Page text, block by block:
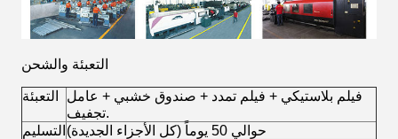
التعبئة والشحن
التعبئة
فيلم بلاستيكي + فيلم تمدد + صندوق خشبي + عامل
تجفيف.
التسليم
حوالي 50 يوماً (كل الأجزاء الجديدة)